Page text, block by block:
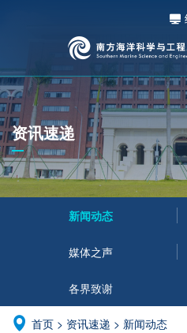
资讯速递
新闻动态
媒体之声
各界致谢
首页 > 资讯速递 > 新闻动态